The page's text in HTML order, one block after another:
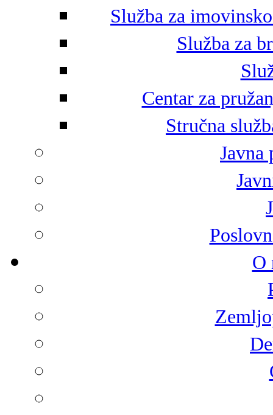
Služba za
Služba za
Centar za
Stručna
Javna
O